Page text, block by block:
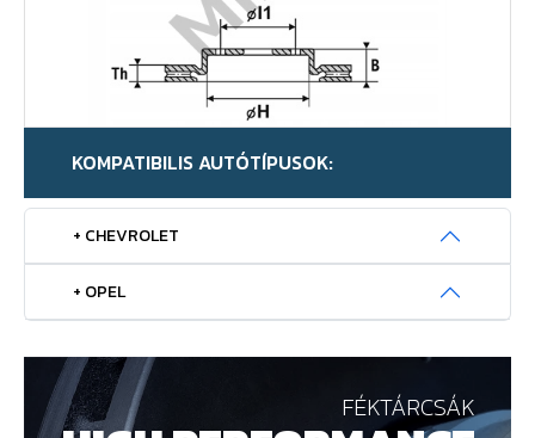
KOMPATIBILIS AUTÓTÍPUSOK:
+ CHEVROLET
+ OPEL
FÉKTÁRCSÁK